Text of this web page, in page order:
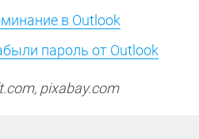
в Outlook
пароль от Outlook
pixabay.com